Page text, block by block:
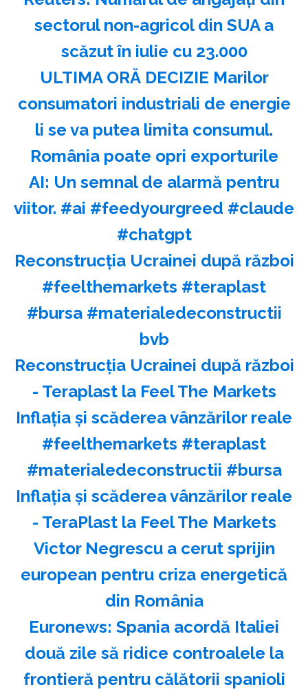
sectorul non-agricol din SUA a
scăzut în iulie cu 23.000
ULTIMA ORĂ DECIZIE Marilor
consumatori industriali de energie
li se va putea limita consumul.
România poate opri exporturile
AI: Un semnal de alarmă pentru
viitor. #ai #feedyourgreed #claude
#chatgpt
Reconstrucția Ucrainei după război
#feelthemarkets #teraplast
#bursa #materialedeconstructii
bvb
Reconstrucția Ucrainei după război
- Teraplast la Feel The Markets
Inflația și scăderea vânzărilor reale
#feelthemarkets #teraplast
#materialedeconstructii #bursa
Inflația și scăderea vânzărilor reale
- TeraPlast la Feel The Markets
Victor Negrescu a cerut sprijin
european pentru criza energetică
din România
Euronews: Spania acordă Italiei
două zile să ridice controalele la
frontieră pentru călătorii spanioli